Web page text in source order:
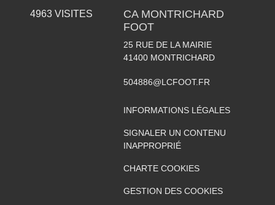
4963 VISITES
CA MONTRICHARD
FOOT
25 RUE DE LA MAIRIE
41400 MONTRICHARD
504886@LCFOOT.FR
INFORMATIONS LÉGALES
SIGNALER UN CONTENU
INAPPROPRIÉ
CHARTE COOKIES
GESTION DES COOKIES